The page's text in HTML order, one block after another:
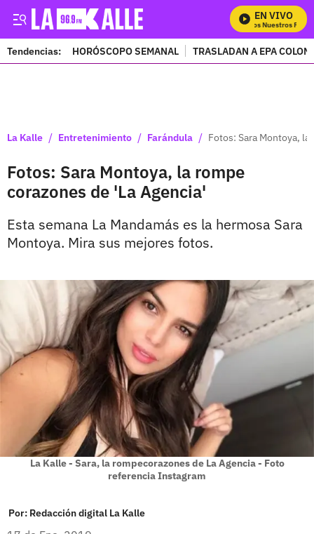
EN VIVO
Mira Todos Nuestros
Tendencias: HORÓSCOPO SEMANAL TRASLADAN A EPA
La Kalle / Entretenimiento / Farándula / Fotos: Sara Montoya,
Fotos: Sara Montoya, la rompe
corazones de 'La Agencia'
Esta semana La Mandamás es la hermosa Sara
Montoya. Mira sus mejores fotos.
La Kalle - Sara, la rompecorazones de La Agencia - Foto
referencia Instagram
Por: Redacción digital La Kalle